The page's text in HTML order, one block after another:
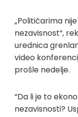
„Političarima
nezavisnost“,
urednica
video
prošle nedelje.
“Da li je to
nezavisnosti?